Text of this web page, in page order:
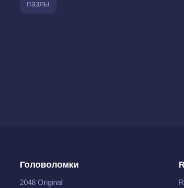
пазлы
Головоломки
2048 Original